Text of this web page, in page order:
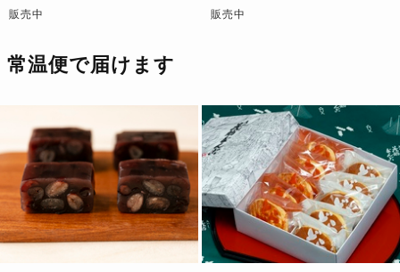
販売中 販売中
常温便で届けます